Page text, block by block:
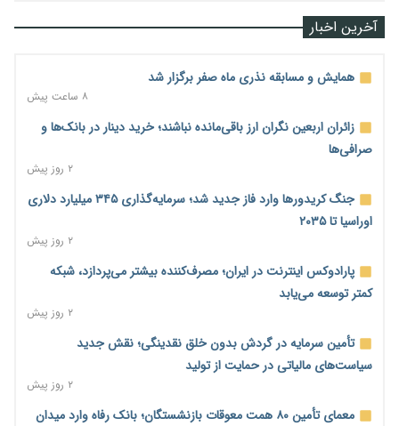
آخرین اخبار
همایش و مسابقه نذری ماه صفر برگزار شد
۸ ساعت پیش
زائران اربعین نگران ارز باقی‌مانده نباشند؛ خرید دینار در بانک‌ها و
صرافی‌ها
۲ روز پیش
جنگ کریدورها وارد فاز جدید شد؛ سرمایه‌گذاری ۳۴۵ میلیارد دلاری
اوراسیا تا ۲۰۳۵
۲ روز پیش
پارادوکس اینترنت در ایران؛ مصرف‌کننده بیشتر می‌پردازد، شبکه
کمتر توسعه می‌یابد
۲ روز پیش
تأمین سرمایه در گردش بدون خلق نقدینگی؛ نقش جدید
سیاست‌های مالیاتی در حمایت از تولید
۲ روز پیش
معمای تأمین ۸۰ همت معوقات بازنشستگان؛ بانک رفاه وارد میدان